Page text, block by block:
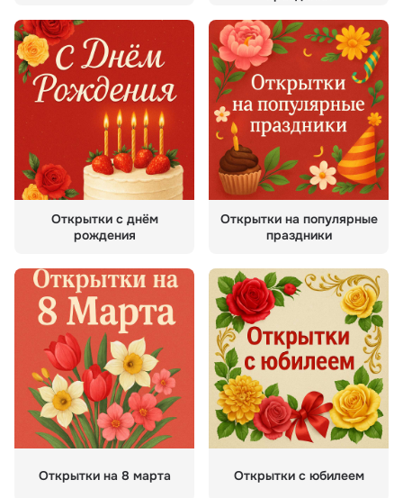
Открытки с днём
рождения
Открытки на популярные
праздники
Открытки на 8 марта Открытки с юбилеем